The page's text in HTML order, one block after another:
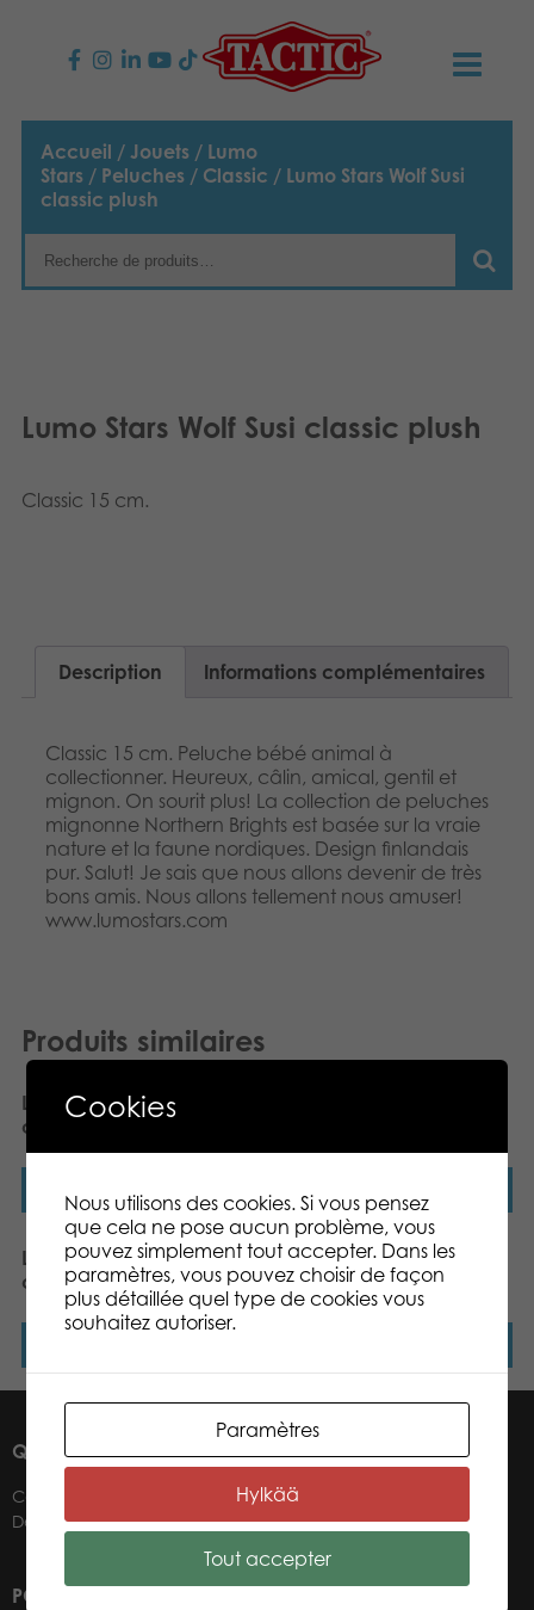
PRODUITS
Jeux enfants
Jeux famille
Puzzles
Jouets
NOUVEAUTÉS
TACTIC
Notre histoire
Liens
Média
English
Suomi
Svenska
Accueil / Jouets / Lumo
Stars / Peluches / Classic / Lumo Stars Wolf Susi
classic plush
Lumo Stars Wolf Susi classic plush
Classic 15 cm.
Description Informations complémentaires
Classic 15 cm. Peluche bébé animal à
collectionner. Heureux, câlin, amical, gentil et
mignon. On sourit plus! La collection de peluches
mignonne Northern Brights est basée sur la vraie
nature et la faune nordiques. Design finlandais
pur. Salut! Je sais que nous allons devenir de très
bons amis. Nous allons tellement nous amuser!
www.lumostars.com
Produits similaires
Lumo Stars Puffin Lenni
classic plush
Lire la suite
Lumo Stars Fox Blueberry
classic plush
Lumo Stars Lynx Winter
classic plush
QUI SOMMES-NOUS ?
Contacts
Détaillants
POUR NOS DÉTAILLANTS
Cookies
Nous utilisons des cookies. Si vous pensez
que cela ne pose aucun problème, vous
pouvez simplement tout accepter. Dans les
paramètres, vous pouvez choisir de façon
plus détaillée quel type de cookies vous
souhaitez autoriser.
Paramètres
Hylkää
Tout accepter